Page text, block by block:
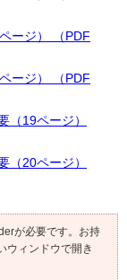
ージ） （PDF
ージ） （PDF
（19ページ）
（20ページ）
が必要です。お持
ウィンドウで開き